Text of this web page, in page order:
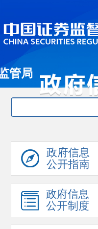
管局
政府信息
公开指南
政府信息
公开制度